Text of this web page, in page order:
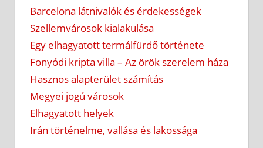
Barcelona látnivalók és érdekességek
Szellemvárosok kialakulása
Egy elhagyatott termálfürdő története
Fonyódi kripta villa – Az örök szerelem háza
Hasznos alapterület számítás
Megyei jogú városok
Elhagyatott helyek
Irán történelme, vallása és lakossága